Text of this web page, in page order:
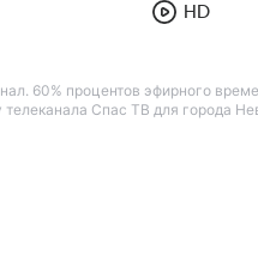
HD
60% процентов эфирного
Спас ТВ для города